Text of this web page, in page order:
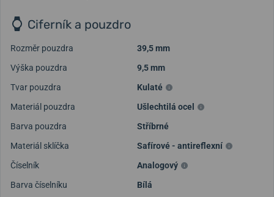
Ciferník a pouzdro
Rozměr pouzdra
39,5 mm
Výška pouzdra
9,5 mm
Tvar pouzdra
Kulaté
Materiál pouzdra
Ušlechtilá ocel
Barva pouzdra
Stříbrné
Materiál sklíčka
Safírové - antireflexní
Číselník
Analogový
Barva číselníku
Bílá